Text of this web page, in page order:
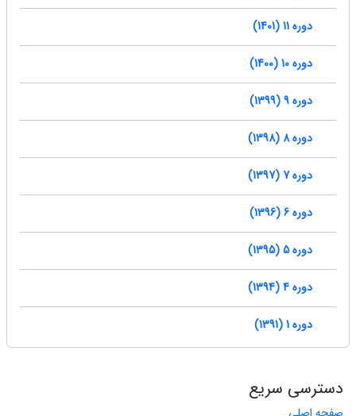
دوره 11 (1401)
دوره 10 (1400)
دوره 9 (1399)
دوره 8 (1398)
دوره 7 (1397)
دوره 6 (1396)
دوره 5 (1395)
دوره 4 (1394)
دوره 1 (1391)
دسترسی سریع